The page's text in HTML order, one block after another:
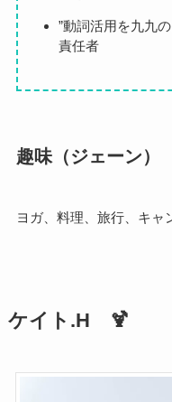
”動詞活用を九九
責任者
趣味（ジェーン）
ヨガ、料理、旅行、キャ
ケイト.H 🍹